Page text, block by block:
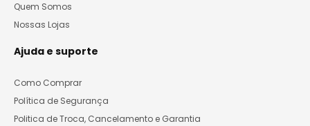
Quem Somos
Nossas Lojas
Ajuda e suporte
Como Comprar
Política de Segurança
Politica de Troca, Cancelamento e Garantia